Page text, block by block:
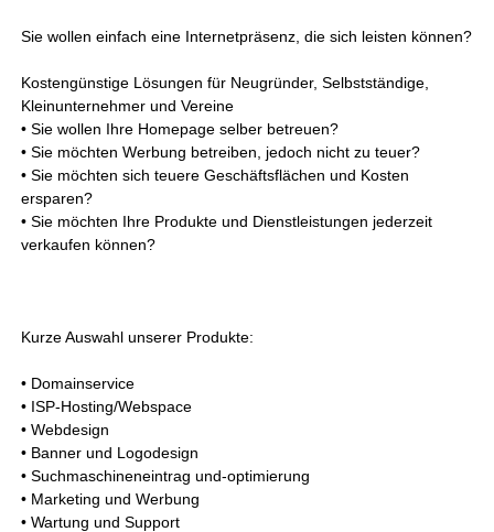
Sie wollen einfach eine Internetpräsenz, die sich leisten können?
Kostengünstige Lösungen für Neugründer, Selbstständige,
Kleinunternehmer und Vereine
• Sie wollen Ihre Homepage selber betreuen?
• Sie möchten Werbung betreiben, jedoch nicht zu teuer?
• Sie möchten sich teuere Geschäftsflächen und Kosten
ersparen?
• Sie möchten Ihre Produkte und Dienstleistungen jederzeit
verkaufen können?
Kurze Auswahl unserer Produkte:
• Domainservice
• ISP-Hosting/Webspace
• Webdesign
• Banner und Logodesign
• Suchmaschineneintrag und-optimierung
• Marketing und Werbung
• Wartung und Support